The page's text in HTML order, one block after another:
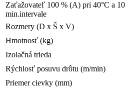
Zaťažovateľ 100 % (A) pri 40°C a 10
min.intervale
Rozmery (D x Š x V)
Hmotnosť (kg)
Izolačná trieda
Rýchlosť posuvu drôtu (m/min)
Priemer cievky (mm)